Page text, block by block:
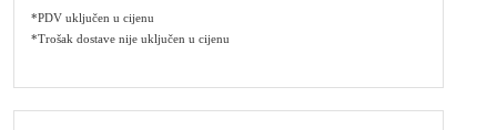
*PDV uključen u cijenu
*Trošak dostave nije uključen u cijenu